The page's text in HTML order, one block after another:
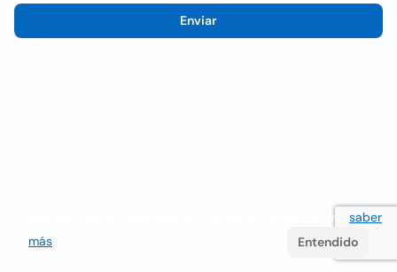
Enviar
Utilizamos cookies para mejorar la experiencia del usuario saber
más
Entendido